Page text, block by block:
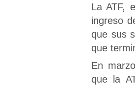
La ATF,
ingreso
que sus
que
En
que la